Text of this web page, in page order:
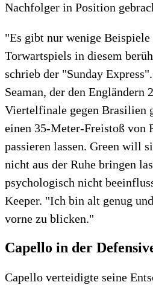
Nachfolger in Position
"Es gibt nur wenige Beispiele
Torwartspiels in diesem
schrieb der "Sunday
Seaman, der den Engländern
Viertelfinale gegen Brasilien
einen 35-Meter-Freistoß von
passieren lassen. Green will
nicht aus der Ruhe bringen
psychologisch nicht
Keeper. "Ich bin alt genug
vorne zu blicken."
Capello in der
Capello verteidigte seine